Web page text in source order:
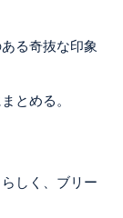
る奇抜な印象
とめる。
しく、ブリー